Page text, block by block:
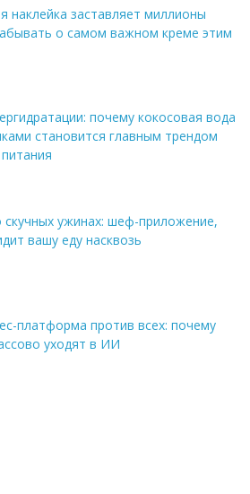
наклейка заставляет миллионы
о самом важном креме этим
почему кокосовая вода
становится главным трендом
скучных ужинах: шеф-приложение,
вашу еду насквозь
платформа против всех: почему
уходят в ИИ